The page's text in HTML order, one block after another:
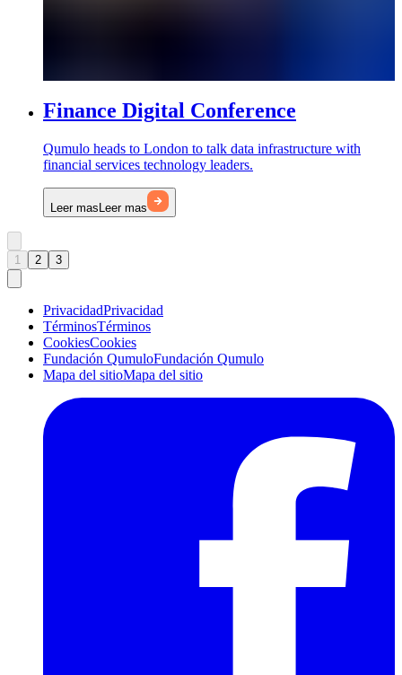
Finance Digital Conference
Qumulo heads to London to talk data infrastructure with
financial services technology leaders.
Leer masLeer mas
1 2 3
PrivacidadPrivacidad
TérminosTérminos
CookiesCookies
Fundación QumuloFundación Qumulo
Mapa del sitioMapa del sitio